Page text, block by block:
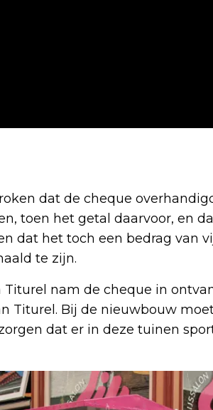
dat de cheque
toen het getal daarvoor, en
dat het toch een bedrag van
te zijn.
nam de cheque in
Titurel. Bij de nieuwbouw
dat er in deze tuinen